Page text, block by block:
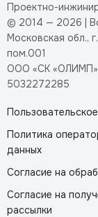
Проектно-
© 2014 — 2026 |
Московская обл.,
пом.001
ООО «СК «ОЛИМП»
5032272285
Политика
данных
Согласие на
Согласие на
рассылки